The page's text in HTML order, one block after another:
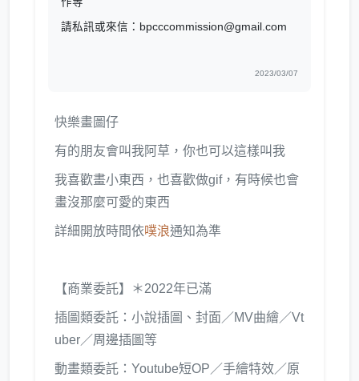
請私訊或來信：bpcccommission@gmail.com
2023/03/07
快樂畫圖仔
有的朋友會叫我阿草，你也可以這樣叫我
我喜歡畫小東西，也喜歡做gif，有時候也會
畫沒那麼可愛的東西
詳細開放時間依噗浪通知為準
【商業委託】＊2022年已滿
插圖類委託：小說插圖、封面／MV曲繪／Vt
uber／周邊插圖等
動畫類委託：Youtube短OP／手繪特效／原